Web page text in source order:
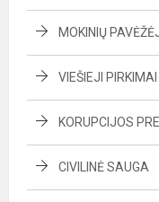
MOKINIŲ
VIEŠIEJI PIRKIMAI
KORUPCIJOS
CIVILINĖ SAUGA